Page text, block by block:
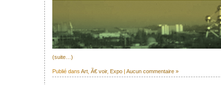
(suite…)
Publié dans Art Ã€ voir, Expo | Aucun commentaire »